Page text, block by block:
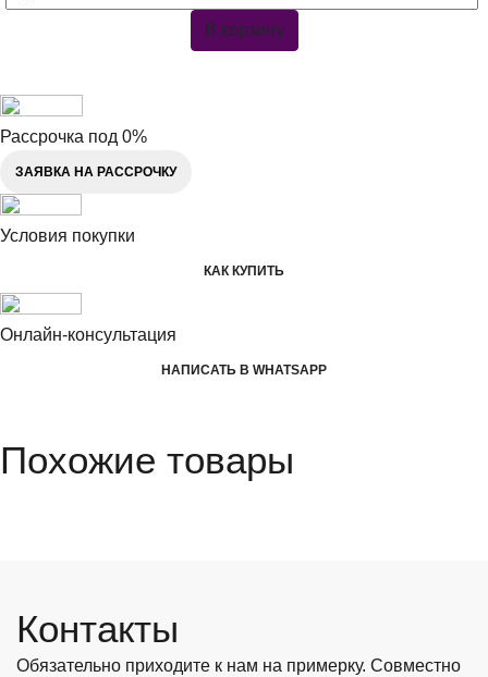
В корзину
Рассрочка под 0%
ЗАЯВКА НА РАССРОЧКУ
Условия покупки
КАК КУПИТЬ
Онлайн-консультация
НАПИСАТЬ В WHATSAPP
Похожие товары
Контакты
Обязательно приходите к нам на примерку. Совместно